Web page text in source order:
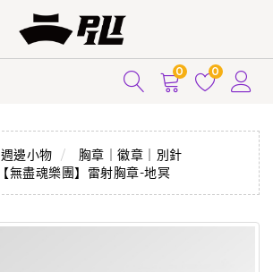
0 0
週邊小物
胸章｜徽章｜別針
【無盡魂樂團】雷射胸章-地冥